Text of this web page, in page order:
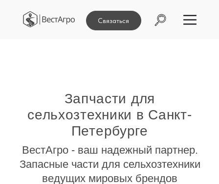
Связаться
Петербурге
ВестАгро - ваш надежный партнер.
Запасные части для сельхозтехники
ведущих мировых брендов
Акция Производство